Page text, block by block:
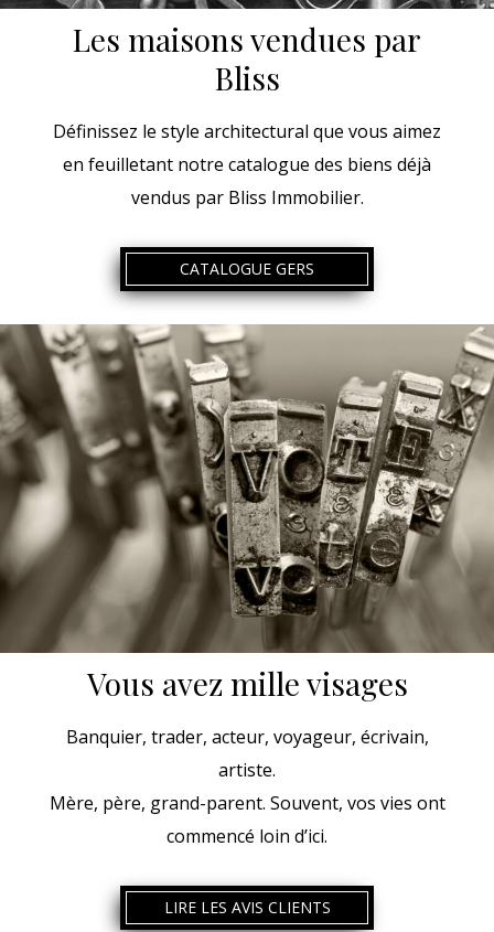
Les maisons vendues par
Bliss
Définissez le style architectural que vous aimez
en feuilletant notre catalogue des biens déjà
vendus par Bliss Immobilier.
CATALOGUE GERS
Vous avez mille visages
Banquier, trader, acteur, voyageur, écrivain,
artiste.
Mère, père, grand-parent. Souvent, vos vies ont
commencé loin d’ici.
LIRE LES AVIS CLIENTS